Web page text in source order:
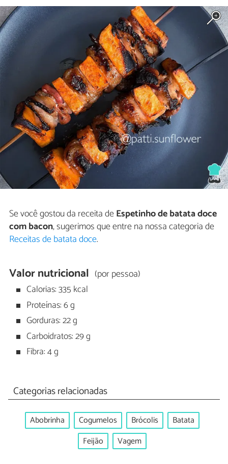
Se você gostou da receita deEspetinho de batata doce
com bacon, sugerimos que entre na nossa categoria de
Receitas de batata doce.
Valor nutricional (por pessoa)
Calorias: 335 kcal
Proteínas: 6 g
Gorduras: 22 g
Carboidratos: 29 g
Fibra: 4 g
Categorias relacionadas
Abobrinha Cogumelos Brócolis
Batata
Feijão
Vagem